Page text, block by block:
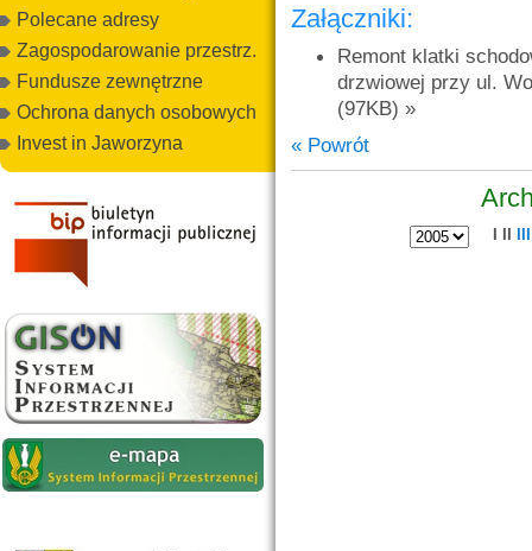
Polecane adresy
Zagospodarowanie przestrz.
Fundusze zewnętrzne
Ochrona danych osobowych
Invest in Jaworzyna
Załączniki:
Remont klatki
drzwiowej przy ul.
(97KB) »
« Powrót
I II III